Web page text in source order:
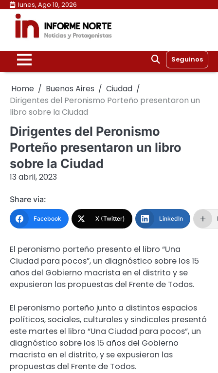
Skip
content
lunes, Ago 10, 2026
Seguinos
Home Buenos Aires
Ciudad
Dirigentes del Peronismo Porteño presentaron un
libro sobre la Ciudad
Dirigentes del Peronismo
Porteño presentaron un libro
sobre la Ciudad
13 abril, 2023
Share via:
Facebook X (Twitter) LinkedIn
El peronismo porteño presento el libro “Una
Ciudad para pocos”, un diagnóstico sobre los 15
años del Gobierno macrista en el distrito y se
expusieron las propuestas del Frente de Todos.
El peronismo porteño junto a distintos espacios
políticos, sociales, culturales y sindicales presentó
este martes el libro “Una Ciudad para pocos”, un
diagnóstico sobre los 15 años del Gobierno
macrista en el distrito, y se expusieron las
propuestas del Frente de Todos.